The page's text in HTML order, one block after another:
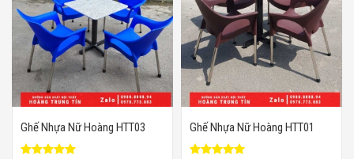
Ghế Nhựa Nữ Hoàng HTT03 Ghế Nhựa Nữ Hoàng HTT01